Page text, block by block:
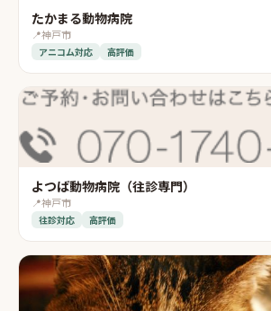
たかまる動物病院
📍神戸市
アニコム対応 高評価
よつば動物病院（往診専門）
📍神戸市
往診対応 高評価